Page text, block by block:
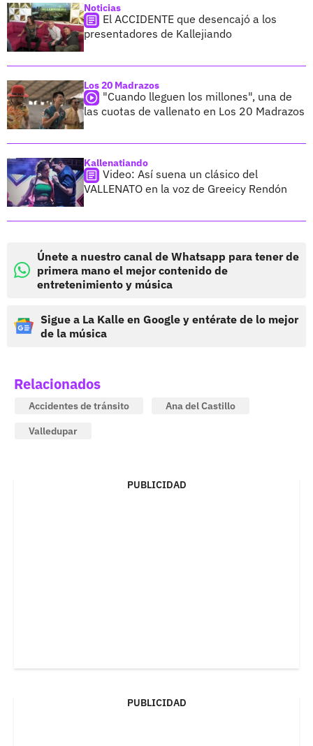
Noticias
El ACCIDENTE que desencajó a los
presentadores de Kallejiando
Los 20 Madrazos
"Cuando lleguen los millones", una de
las cuotas de vallenato en Los 20 Madrazos
Kallenatiando
Video: Así suena un clásico del
VALLENATO en la voz de Greeicy Rendón
Únete a nuestro canal de Whatsapp para tener de
primera mano el mejor contenido de
entretenimiento y música
Sigue a La Kalle en Google y entérate de lo mejor
de la música
Relacionados
Accidentes de tránsito
Ana del Castillo
Valledupar
PUBLICIDAD
PUBLICIDAD